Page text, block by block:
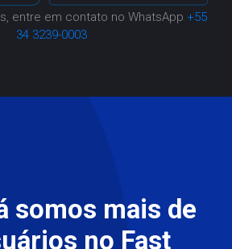
entre em contato no WhatsApp +55
34 3239-0003
somos mais de
no Fast